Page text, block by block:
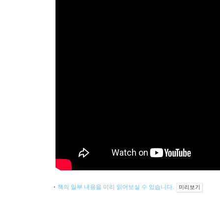
책의 일부 내용을 미리 읽어보실 수 있습니다. 미리보기